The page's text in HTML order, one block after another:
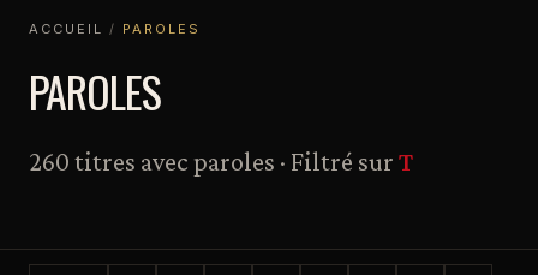
ACCUEIL / PAROLES
PAROLES
260 titres avec paroles · Filtré sur T